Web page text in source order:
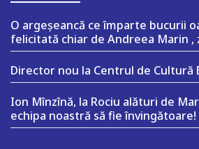
O argeşeancă ce împarte bucurii
felicitată chiar de Andreea Marin ,
Director nou la Centrul de Cultură
Ion Mînzînă, la Rociu alături de
echipa noastră să fie învingătoare!